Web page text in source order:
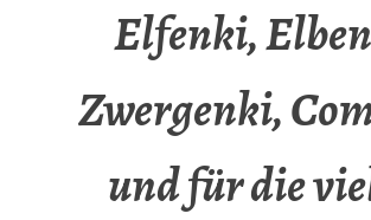
Elfenki,
Zwergenki,
und für die